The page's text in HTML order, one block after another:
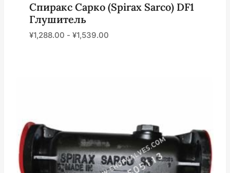
Спиракс Сарко (Spirax Sarco) DF1
Глушитель
¥1,288.00 - ¥1,539.00